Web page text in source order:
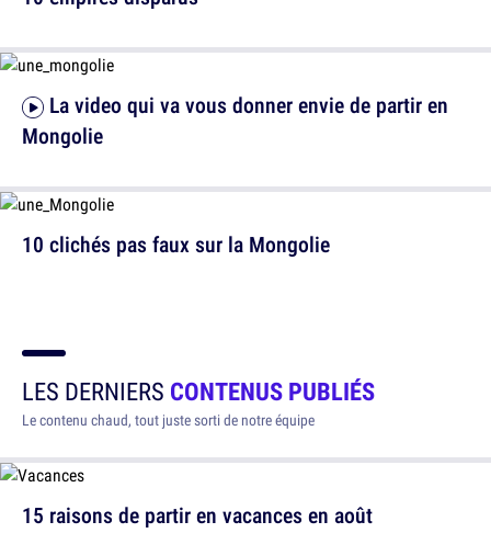
Mongolie
10 clichés pas faux sur la Mongolie
LES DERNIERS CONTENUS PUBLIÉS
Le contenu chaud, tout juste sorti de notre équipe
15 raisons de partir en vacances en août